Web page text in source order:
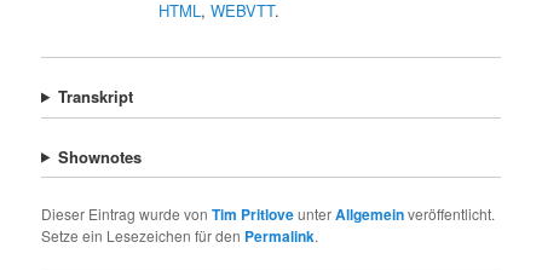
HTML, WEBVTT.
Transkript
Shownotes
Dieser Eintrag wurde vonTim PritloveunterAllgemeinveröffentlicht.
Setze ein Lesezeichen für den Permalink.